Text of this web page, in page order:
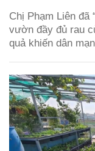
Chị Phạm Liên đã
vườn đầy đủ rau
quả khiến dân